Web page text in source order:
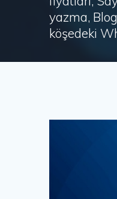
yazma,
köşedeki